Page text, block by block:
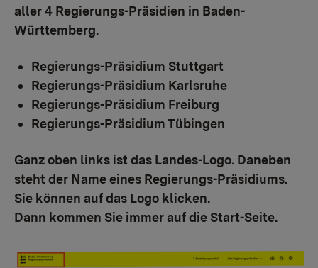
aller 4 Regierungs-Präsidien in Baden-
Württemberg.
Regierungs-Präsidium Stuttgart
Regierungs-Präsidium Karlsruhe
Regierungs-Präsidium Freiburg
Regierungs-Präsidium Tübingen
Ganz oben links ist das Landes-Logo. Daneben
steht der Name eines Regierungs-Präsidiums.
Sie können auf das Logo klicken.
Dann kommen Sie immer auf die Start-Seite.